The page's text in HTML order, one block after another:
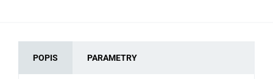
POPIS PARAMETRY